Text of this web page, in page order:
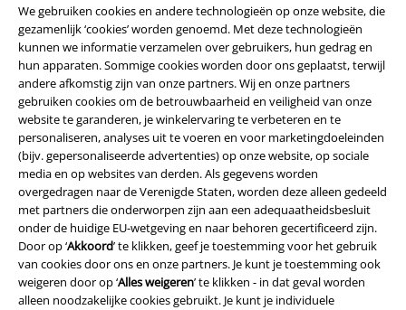
We gebruiken cookies en andere technologieën op onze website, die
gezamenlijk ‘cookies’ worden genoemd. Met deze technologieën
kunnen we informatie verzamelen over gebruikers, hun gedrag en
hun apparaten. Sommige cookies worden door ons geplaatst, terwijl
andere afkomstig zijn van onze partners. Wij en onze partners
gebruiken cookies om de betrouwbaarheid en veiligheid van onze
website te garanderen, je winkelervaring te verbeteren en te
personaliseren, analyses uit te voeren en voor marketingdoeleinden
(bijv. gepersonaliseerde advertenties) op onze website, op sociale
media en op websites van derden. Als gegevens worden
overgedragen naar de Verenigde Staten, worden deze alleen gedeeld
met partners die onderworpen zijn aan een adequaatheidsbesluit
onder de huidige EU-wetgeving en naar behoren gecertificeerd zijn.
Door op ‘Akkoord’ te klikken, geef je toestemming voor het gebruik
van cookies door ons en onze partners. Je kunt je toestemming ook
weigeren door op ‘Alles weigeren’ te klikken - in dat geval worden
alleen noodzakelijke cookies gebruikt. Je kunt je individuele
Beveiliging
Legal